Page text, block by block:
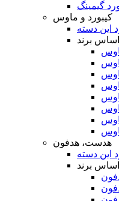
کیبورد و ماوس
این دسته
برند
هدست، هدفون
این دسته
برند